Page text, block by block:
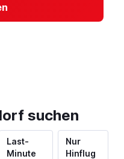
suchen
Last-
Minute
Nur
Hinflug